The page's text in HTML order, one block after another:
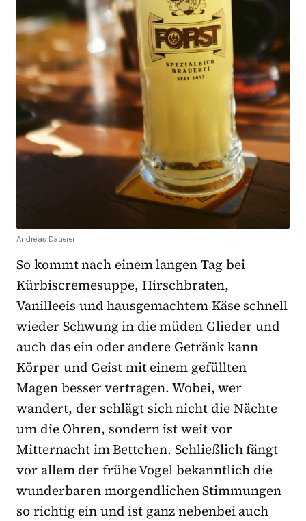
Andreas Dauerer
So kommt nach einem langen Tag bei
Kürbiscremesuppe, Hirschbraten,
Vanilleeis und hausgemachtem Käse schnell
wieder Schwung in die müden Glieder und
auch das ein oder andere Getränk kann
Körper und Geist mit einem gefüllten
Magen besser vertragen. Wobei, wer
wandert, der schlägt sich nicht die Nächte
um die Ohren, sondern ist weit vor
Mitternacht im Bettchen. Schließlich fängt
vor allem der frühe Vogel bekanntlich die
wunderbaren morgendlichen Stimmungen
so richtig ein und ist ganz nebenbei auch